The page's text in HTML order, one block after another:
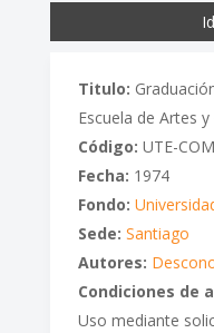
Titulo:
Escuela de Artes
Código: UTE-
Fecha: 1974
Fondo:
Sede: Santiago
Autores:
Condiciones de
Uso mediante